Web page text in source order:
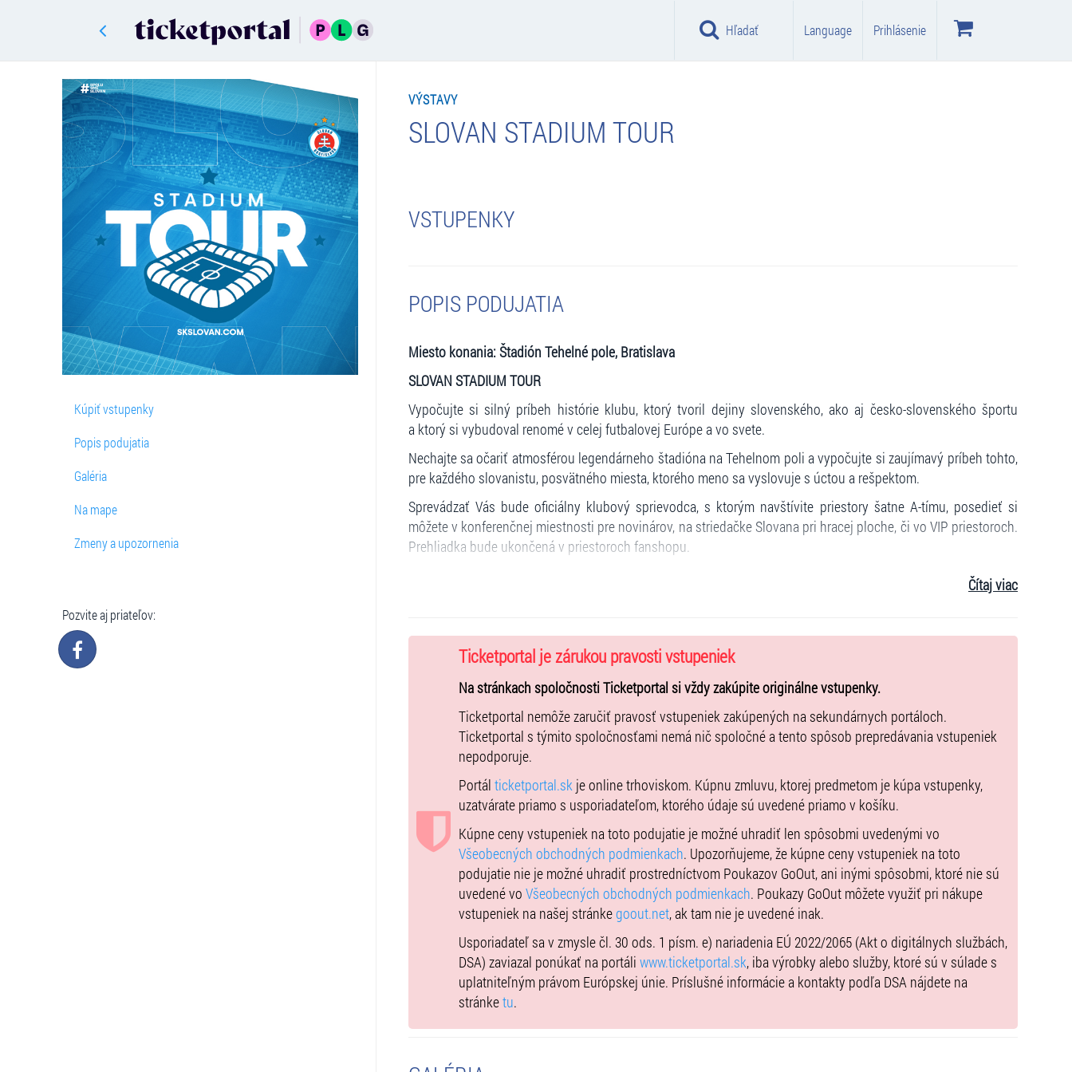
Hľadať Language Prihlásenie
Kúpiť vstupenky
Popis podujatia
Galéria
Na mape
Zmeny a upozornenia
Pozvite aj priateľov:
VÝSTAVY
SLOVAN STADIUM TOUR
VSTUPENKY
POPIS PODUJATIA
Miesto konania: Štadión Tehelné pole, Bratislava
SLOVAN STADIUM TOUR
Vypočujte si silný príbeh histórie klubu, ktorý tvoril dejiny slovenského, ako aj česko-slovenského športu
a ktorý si vybudoval renomé v celej futbalovej Európe a vo svete.
Nechajte sa očariť atmosférou legendárneho štadióna na Tehelnom poli a vypočujte si zaujímavý príbeh tohto,
pre každého slovanistu, posvätného miesta, ktorého meno sa vyslovuje s úctou a rešpektom.
Sprevádzať Vás bude oficiálny klubový sprievodca, s ktorým navštívite priestory šatne A-tímu, posedieť si
môžete v konferenčnej miestnosti pre novinárov, na striedačke Slovana pri hracej ploche, či vo VIP priestoroch.
Prehliadka bude ukončená v priestoroch fanshopu.
23.05.2026 od 15:00 - do 16:00 , od 16:30 - do 17:30 , od 18:00 – do 19:00
24.05.2026 od 15:00 - do 16:00 , od 16:30 - do 17:30 , od 18:00 – do 19:00
11.06.2026 od 17:15 - do 18:15
12.06.2026 od 16:30 - do 17:30 , od 18:00 - do 19:00
13.06.2026 od 15:00 - do 16:00 , od 16:30 - do 17:30 , od 18:00 – do 19:00
14.06.2026 od 15:00 - do 16:00 , od 16:30 - do 17:30 , od 18:00 – do 19:00
24.06.2026 od 17:15 - do 18:15
25.06.2026 od 17:15 - do 18:15
26.06.2026 od 16:30 - do 17:30 , od 18:00 - do 19:00
27.06.2026 od 15:00 - do 16:00 , od 16:30 - do 17:30 , od 18:00 – do 19:00
28.06.2026 od 15:00 - do 16:00 , od 16:30 - do 17:30 , od 18:00 – do 19:00
Predaj vstupeniek sa uzatvára v deň prehliadky o 14:00 hod.
Cena prehliadky v sezóne 2025/26:
Permanentkár - 10 € / osoba
/je potrebné zadať číslo permanentky, ktoré nájdete na plastovej karte, na hometickete alebo v aplikácií po
kliknutí na svoju permanentku ,,zobraziť overovací kód,, a tam sa zobrazí vaše číslo permanentky v tvare
Čítaj viac
Ticketportal je zárukou pravosti vstupeniek
Na stránkach spoločnosti Ticketportal si vždy zakúpite originálne vstupenky.
Ticketportal nemôže zaručiť pravosť vstupeniek zakúpených na sekundárnych portáloch.
Ticketportal s týmito spoločnosťami nemá nič spoločné a tento spôsob prepredávania vstupeniek
nepodporuje.
Portál ticketportal.skje online trhoviskom. Kúpnu zmluvu, ktorej predmetom je kúpa vstupenky,
uzatvárate priamo s usporiadateľom, ktorého údaje sú uvedené priamo v košíku.
Kúpne ceny vstupeniek na toto podujatie je možné uhradiť len spôsobmi uvedenými vo
Všeobecných obchodných podmienkach. Upozorňujeme, že kúpne ceny vstupeniek na toto
podujatie nie je možné uhradiť prostredníctvom Poukazov GoOut, ani inými spôsobmi, ktoré nie sú
uvedené vo Všeobecných obchodných podmienkach. Poukazy GoOut môžete využiť pri nákupe
vstupeniek na našej stránkegoout.net, ak tam nie je uvedené inak.
Usporiadateľ sa v zmysle čl. 30 ods. 1 písm. e) nariadenia EÚ 2022/2065 (Akt o digitálnych službách,
DSA) zaviazal ponúkať na portáli www.ticketportal.sk, iba výrobky alebo služby, ktoré sú v súlade s
uplatniteľným právom Európskej únie. Príslušné informácie a kontakty podľa DSA nájdete na
stránketu.